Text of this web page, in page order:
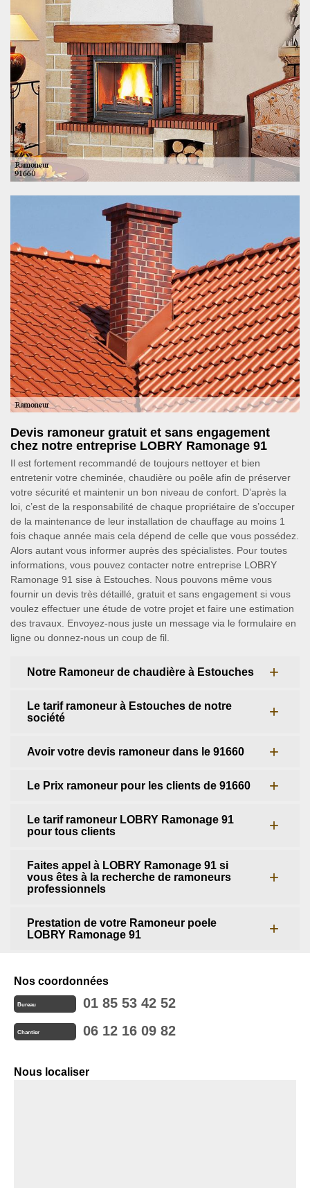
Devis ramoneur gratuit et sans engagement
chez notre entreprise LOBRY Ramonage 91
Il est fortement recommandé de toujours nettoyer et bien
entretenir votre cheminée, chaudière ou poêle afin de préserver
votre sécurité et maintenir un bon niveau de confort. D’après la
loi, c’est de la responsabilité de chaque propriétaire de s’occuper
de la maintenance de leur installation de chauffage au moins 1
fois chaque année mais cela dépend de celle que vous possédez.
Alors autant vous informer auprès des spécialistes. Pour toutes
informations, vous pouvez contacter notre entreprise LOBRY
Ramonage 91 sise à Estouches. Nous pouvons même vous
fournir un devis très détaillé, gratuit et sans engagement si vous
voulez effectuer une étude de votre projet et faire une estimation
des travaux. Envoyez-nous juste un message via le formulaire en
ligne ou donnez-nous un coup de fil.
Notre Ramoneur de chaudière à Estouches
Le tarif ramoneur à Estouches de notre
société
Avoir votre devis ramoneur dans le 91660
Le Prix ramoneur pour les clients de 91660
Le tarif ramoneur LOBRY Ramonage 91
pour tous clients
Faites appel à LOBRY Ramonage 91 si
vous êtes à la recherche de ramoneurs
professionnels
Prestation de votre Ramoneur poele
LOBRY Ramonage 91
Nos coordonnées
Bureau 01 85 53 42 52
Chantier 06 12 16 09 82
Nous localiser